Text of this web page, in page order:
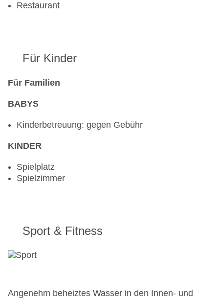
Restaurant
Für Kinder
Für Familien
BABYS
Kinderbetreuung: gegen Gebühr
KINDER
Spielplatz
Spielzimmer
Sport & Fitness
Angenehm beheiztes Wasser in den Innen- und